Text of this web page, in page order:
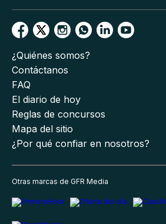
¿Quiénes somos?
Contáctanos
FAQ
El diario de hoy
Reglas de concursos
Mapa del sitio
¿Por qué confiar en nosotros?
Otras marcas de GFR Media